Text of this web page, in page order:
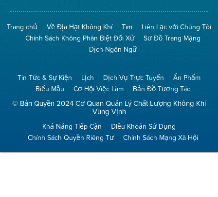
The
(Bảo
Toàn
Không
Khí)
Mạng
No
Burn
(Không
Đốt)
Trang chủ Về Địa Hạt Không Khí Tìm
Liên Lạc với Chúng Tôi
Chính Sách Không Phân Biệt Đối Xử
Sơ Đồ Trang Mạng
Dịch Ngôn Ngữ
Tin Tức & Sự Kiện Lịch Dịch Vụ Trực Tuyến
Ấn Phẩm
Biểu Mẫu
Cơ Hội Việc Làm Bản Đồ Tương Tác
© Bản Quyền 2024 Cơ Quan Quản Lý Chất Lượng Không Khí
Vùng Vịnh
Khả Năng Tiếp Cận
Điều Khoản Sử Dụng
Chính Sách Quyền Riêng Tư
Chính Sách Mạng Xã Hội